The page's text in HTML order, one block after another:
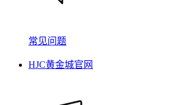
常见问题
HJC黄金城官网